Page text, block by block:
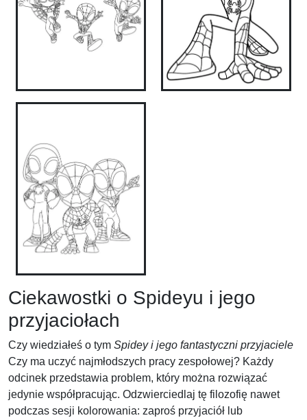
Ciekawostki o Spideyu i jego
przyjaciołach
Czy wiedziałeś o tym Spidey i jego fantastyczni przyjaciele
Czy ma uczyć najmłodszych pracy zespołowej? Każdy
odcinek przedstawia problem, który można rozwiązać
jedynie współpracując. Odzwierciedlaj tę filozofię nawet
podczas sesji kolorowania: zaproś przyjaciół lub